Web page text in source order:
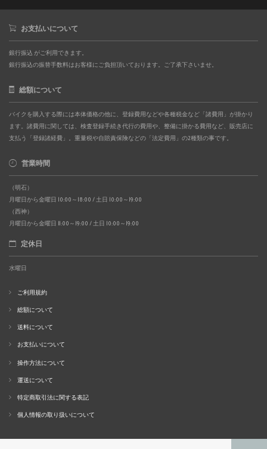
お支払いについて
銀行振込 がご利用できます。
銀行振込の振替手数料はお客様にご負担頂いております。ご了承下さいませ。
総額について
バイクを購入する際には本体価格の他に、登録費用などや各種税金など「諸費用」が掛かり
ます。諸費用に関しては、検査登録手続き代行の費用や、整備に掛かる費用など、販売店に
支払う「登録諸経費」。重量税や自賠責保険などの「法定費用」の2種類の事です。
営業時間
（明石）
月曜日から金曜日 10:00～18:00 / 土日 10:00～19:00
（西神）
月曜日から金曜日 11:00～19:00 / 土日 10:00～19:00
定休日
水曜日
ご利用規約
総額について
送料について
お支払いについて
操作方法について
運送について
特定商取引法に関する表記
個人情報の取り扱いについて